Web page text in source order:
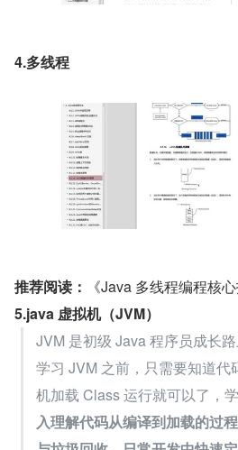
4.多线程
推荐阅读：
《Java 多线程编程核心
5.java 虚拟机（JVM）
JVM 是初级 Java 程序员成长
学习 JVM 之前，只需要知道
机加载 Class 运行就可以了，
入理解代码从编译到加载的过